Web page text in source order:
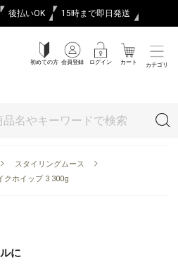
後払いOK 15時まで即日発送
初めての方 会員登録 ログイン カート カテゴリ
スタイリングムース
クホイップ 3 300g
に